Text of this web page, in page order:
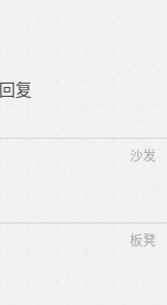
回复
沙发
板凳